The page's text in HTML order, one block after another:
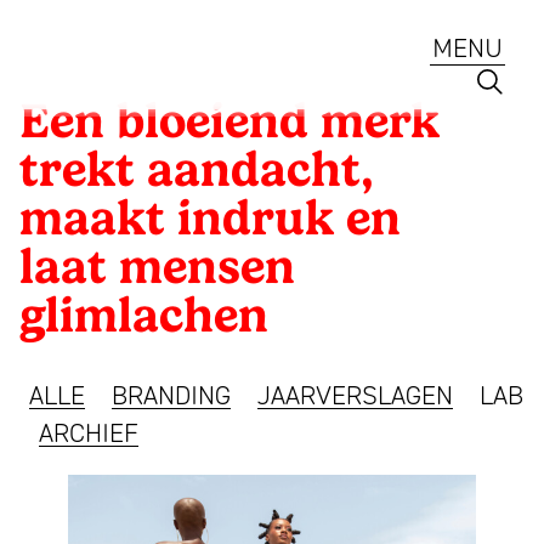
Creative
Strategie
en
ontwerp
voor
ambitieuze
ESG
en
jaarverslagen
MENU
Branding
ESG
Jaarverslagen
Lab
Diensten
Client:
Client:
Uniwax
Een bloeiend merk
trekt aandacht,
maakt indruk en
laat mensen
glimlachen
ALLE BRANDING JAARVERSLAGEN
LAB
ARCHIEF